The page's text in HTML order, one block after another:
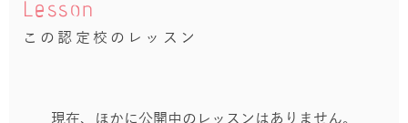
Lesson
この認定校のレッスン
現在、ほかに公開中のレッスンはありません。